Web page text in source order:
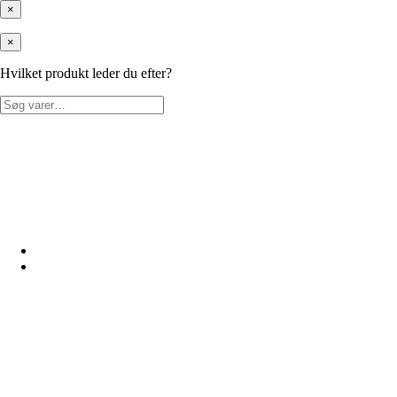
×
×
Hvilket produkt leder du efter?
Søg
efter: